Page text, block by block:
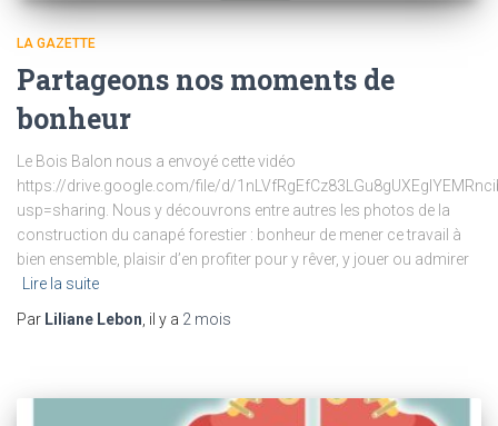
LA GAZETTE
Partageons nos moments de
bonheur
Le Bois Balon nous a envoyé cette vidéo
https://drive.google.com/file/d/
usp=sharing. Nous y découvrons entre autres les photos de la
construction du canapé forestier : bonheur de mener ce travail à
bien ensemble, plaisir d’en profiter pour y rêver, y jouer ou admirer
Lire la suite
Par Liliane Lebon, il y a 2 mois